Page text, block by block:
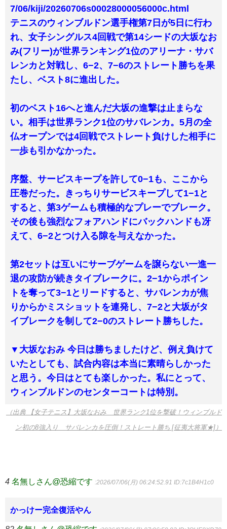
7/06/kiji/20260706s00028000056000c.html
テニスのウィンブルドン選手権第7日が5日に行わ
れ、女子シングルス4回戦で第14シードの大坂なお
み(フリー)が世界ランキング1位のアリーナ・サバ
レンカと対戦し、6−2、7−6のストレート勝ちを果
たし、ベスト8に進出した。
初のベスト16へと進んだ大坂の進撃は止まらな
い。相手は世界ランク1位のサバレンカ。5月の全
仏オープンでは4回戦でストレート負けした相手に
一歩も引かなかった。
序盤、サービスキープを許して0−1も、ここから
圧巻だった。きっちりサービスキープして1−1と
すると、第3ゲームも積極的なプレーでブレーク。
その後も強烈なフォアハンドにバックハンドも冴
えて、6−2とつけ入る隙を与えなかった。
第2セットは互いにサーブゲームを譲らない一進一
退の攻防が続きタイブレークに。2−1からポイン
トを奪って3−1とリードすると、サバレンカが焦
りからかミスショットを連発し、7−2と大坂がタ
イブレークを制して2−0のストレート勝ちした。
▼大坂なおみ 今日は勝ちましたけど、例え負けて
いたとしても、試合内容は本当に素晴らしかった
と思う。今日はとても楽しかった。私にとって、
ウィンブルドンのセンターコートは特別。
（出典 【女子テニス】大坂なおみ 世界ランク1位を撃破！ウィンブルド
ン初の8強入り サバレンカを圧倒！ストレート勝ち [征夷大将軍★]）
4 名無しさん@恐縮です :2026/07/06(月) 06:24:52.91 ID:7c1B4H1c0
かっけー完全復活やん